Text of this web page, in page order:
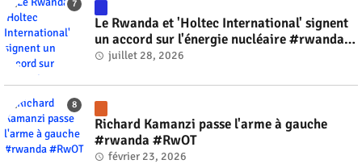
Le Rwanda et 'Holtec International' signent
un accord sur l'énergie nucléaire #rwanda
#RwOT
juillet 28, 2026
Richard Kamanzi passe l'arme à gauche
#rwanda #RwOT
février 23, 2026